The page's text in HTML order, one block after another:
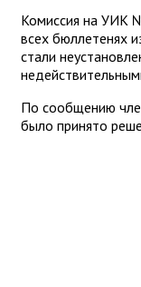
Комиссия на УИК
всех бюллетенях
стали
По сообщению
было принято